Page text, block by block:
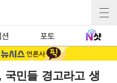
포토
민들 경고라고 생